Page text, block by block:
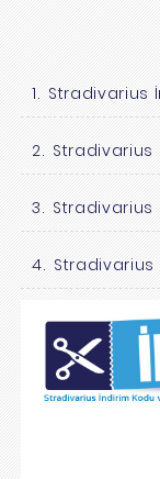
Stradivarius
Stradivarius
Stradivarius
Stradivarius